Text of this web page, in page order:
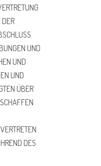
UND
UND
UND
ÜBER
DES